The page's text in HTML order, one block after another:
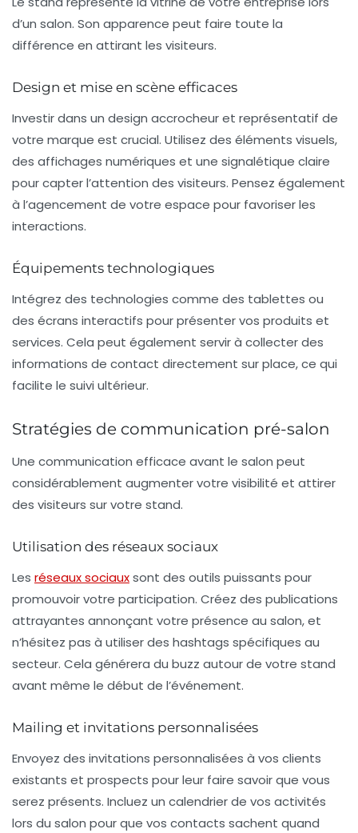
d’un salon. Son apparence peut faire toute la
différence en attirant les visiteurs.
Design et mise en scène efficaces
Investir dans un design accrocheur et représentatif de
votre marque est crucial. Utilisez des éléments visuels,
des affichages numériques et une signalétique claire
pour capter l’attention des visiteurs. Pensez également
à l’agencement de votre espace pour favoriser les
interactions.
Équipements technologiques
Intégrez des technologies comme des tablettes ou
des écrans interactifs pour présenter vos produits et
services. Cela peut également servir à collecter des
informations de contact directement sur place, ce qui
facilite le suivi ultérieur.
Stratégies de communication pré-salon
Une communication efficace avant le salon peut
considérablement augmenter votre visibilité et attirer
des visiteurs sur votre stand.
Utilisation des réseaux sociaux
Les réseaux sociauxsont des outils puissants pour
promouvoir votre participation. Créez des publications
attrayantes annonçant votre présence au salon, et
n’hésitez pas à utiliser des hashtags spécifiques au
secteur. Cela générera du buzz autour de votre stand
avant même le début de l’événement.
Mailing et invitations personnalisées
Envoyez des invitations personnalisées à vos clients
existants et prospects pour leur faire savoir que vous
serez présents. Incluez un calendrier de vos activités
lors du salon pour que vos contacts sachent quand